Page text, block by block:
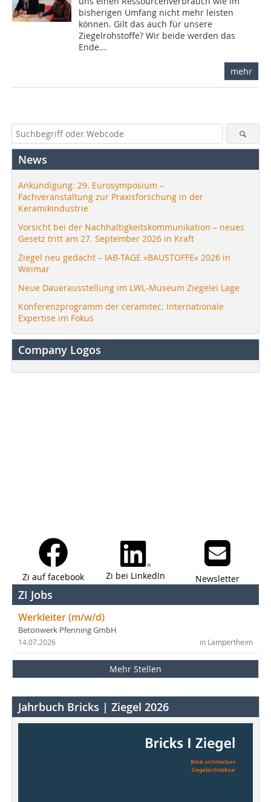
bisherigen Umfang nicht mehr leisten
können. Gilt das auch für unsere
Ziegelrohstoffe? Wir beide werden das
Ende...
mehr
News
Ankündigung: 29. Eurosymposium –
Fachveranstaltung zur Praxisforschung in der
Keramikindustrie
Vorsicht bei der Nachhaltigkeitskommunikation – neues
Gesetz tritt am 27. September 2026 in Kraft
Ziegel neu gedacht – IAB-TAGE »BAUSTOFFE« 2026 in
Weimar
Neue Dauerausstellung im LWL-Museum Ziegelei Lage
Konferenzprogramm der ceramitec: Internationale
Expertise im Fokus
Company Logos
Zi auf facebook Zi bei LinkedIn Newsletter
ZI Jobs
Werkleiter (m/w/d)
Betonwerk Pfenning GmbH
in Lampertheim
14.07.2026
Mehr Stellen
Jahrbuch Bricks | Ziegel 2026